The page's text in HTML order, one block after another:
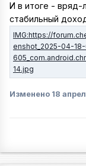
И в итоге - вряд-
стабильный
Изменено 18